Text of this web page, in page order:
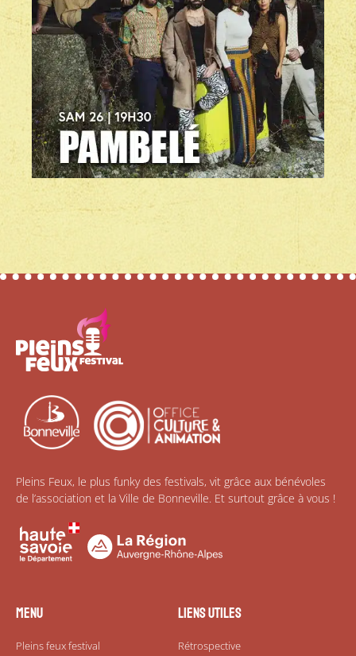
Pleins Feux, le plus funky des festivals, vit grâce aux bénévoles
de l’association et la Ville de Bonneville. Et surtout grâce à vous !
Menu
Pleins feux festival
Liens utiles
Rétrospective